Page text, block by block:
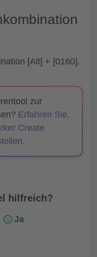
[Alt] + [0160].
zur
Erfahren Sie,
Create
hilfreich?
Ja